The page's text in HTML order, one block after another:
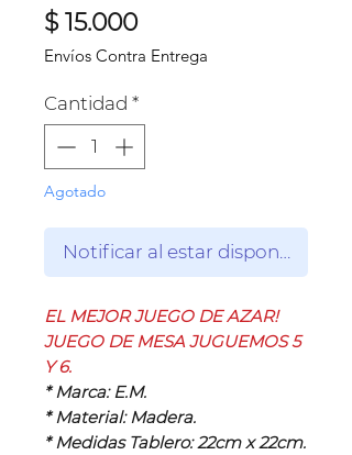
$ 15.000Precio
Envíos Contra Entrega
Cantidad *
Agotado
Notificar al estar disponible
EL MEJOR JUEGO DE AZAR!
JUEGO DE MESA JUGUEMOS 5
Y 6.
* Marca: E.M.
* Material: Madera.
* Medidas Tablero: 22cm x 22cm.